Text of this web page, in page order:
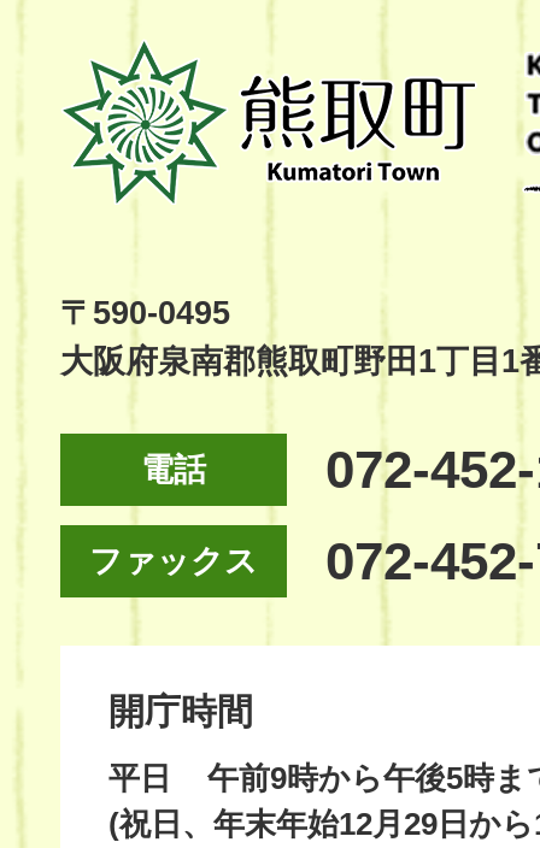
熊
取
町
Kumatori
Site
〒590-0495
大阪府泉南郡熊取町野田1丁目1
電話 072-
ファックス 072-
開庁時間
平日
午前9時から午後5時ま
(祝日、年末年始12月29日か